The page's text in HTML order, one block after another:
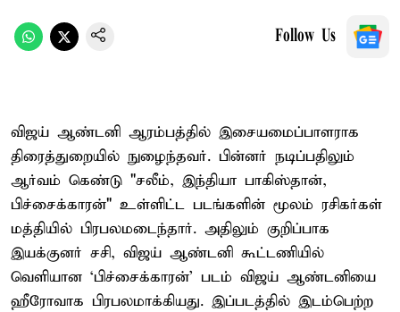
Follow Us
விஜய் ஆண்டனி ஆரம்பத்தில் இசையமைப்பாளராக
திரைத்துறையில் நுழைந்தவர். பின்னர் நடிப்பதிலும்
ஆர்வம் கெண்டு "சலீம், இந்தியா பாகிஸ்தான்,
பிச்சைக்காரன்" உள்ளிட்ட படங்களின் மூலம் ரசிகர்கள்
மத்தியில் பிரபலமடைந்தார். அதிலும் குறிப்பாக
இயக்குனர் சசி, விஜய் ஆண்டனி கூட்டணியில்
வெளியான ‘பிச்சைக்காரன்’ படம் விஜய் ஆண்டனியை
ஹீரோவாக பிரபலமாக்கியது. இப்படத்தில் இடம்பெற்ற